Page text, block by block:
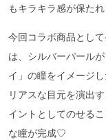
もキラキラ感が保たれ
今回コラボ商品とし
は、シルバーパール
イ」の瞳をイメージ
リアスな目元を演出
イントとしてのせる
な瞳が完成♡